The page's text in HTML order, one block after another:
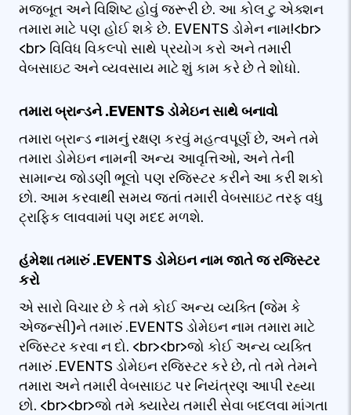
મજબૂત અને વિશિષ્ટ હોવું જરૂરી છે. આ કોલ ટુ એક્શન
તમારા માટે પણ હોઈ શકે છે. EVENTS ડોમેન નામ!<br>
<br> વિવિધ વિકલ્પો સાથે પ્રયોગ કરો અને તમારી
વેબસાઇટ અને વ્યવસાય માટે શું કામ કરે છે તે શોધો.
તમારા બ્રાન્ડને .EVENTS ડોમેઇન સાથે બનાવો
તમારા બ્રાન્ડ નામનું રક્ષણ કરવું મહત્વપૂર્ણ છે, અને તમે
તમારા ડોમેઇન નામની અન્ય આવૃત્તિઓ, અને તેની
સામાન્ય જોડણી ભૂલો પણ રજિસ્ટર કરીને આ કરી શકો
છો. આમ કરવાથી સમય જતાં તમારી વેબસાઇટ તરફ વધુ
ટ્રાફિક લાવવામાં પણ મદદ મળશે.
હંમેશા તમારું .EVENTS ડોમેઇન નામ જાતે જ રજિસ્ટર
કરો
એ સારો વિચાર છે કે તમે કોઈ અન્ય વ્યક્તિ (જેમ કે
એજન્સી)ને તમારું .EVENTS ડોમેઇન નામ તમારા માટે
રજિસ્ટર કરવા ન દો. <br><br>જો કોઈ અન્ય વ્યક્તિ
તમારું .EVENTS ડોમેઇન રજિસ્ટર કરે છે, તો તમે તેમને
તમારા અને તમારી વેબસાઇટ પર નિયંત્રણ આપી રહ્યા
છો. <br><br>જો તમે ક્યારેય તમારી સેવા બદલવા માંગતા